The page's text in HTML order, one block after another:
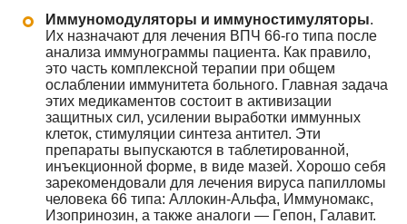
Иммуномодуляторы и иммуностимуляторы.
Их назначают для лечения ВПЧ 66-го типа после
анализа иммунограммы пациента. Как правило,
это часть комплексной терапии при общем
ослаблении иммунитета больного. Главная задача
этих медикаментов состоит в активизации
защитных сил, усилении выработки иммунных
клеток, стимуляции синтеза антител. Эти
препараты выпускаются в таблетированной,
инъекционной форме, в виде мазей. Хорошо себя
зарекомендовали для лечения вируса папилломы
человека 66 типа: Аллокин-Альфа, Иммуномакс,
Изопринозин, а также аналоги — Гепон, Галавит.